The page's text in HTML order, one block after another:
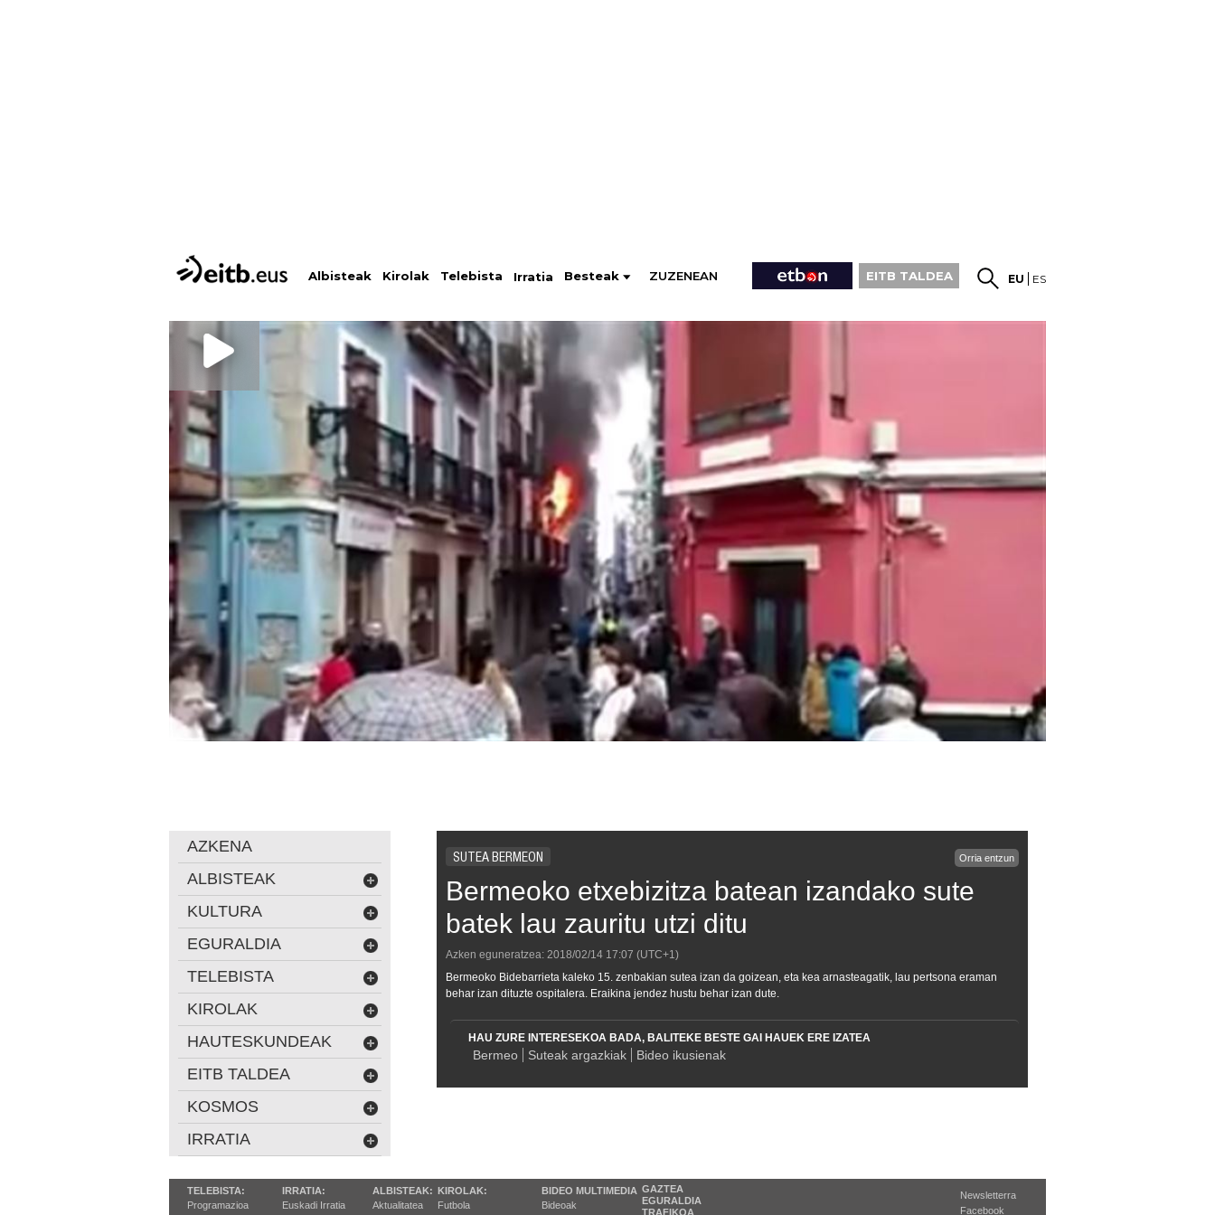
Albisteak Kirolak Telebista Irratia Besteak ZUZENEAN EITB TALDEA EU ES
SUTEA BERMEON Orria entzun
Bermeoko etxebizitza batean izandako sute
batek lau zauritu utzi ditu
Azken eguneratzea: 2018/02/14 17:07 (UTC+1)
Bermeoko Bidebarrieta kaleko 15. zenbakian sutea izan da goizean, eta kea arnasteagatik, lau pertsona eraman
behar izan dituzte ospitalera. Eraikina jendez hustu behar izan dute.
HAU ZURE INTERESEKOA BADA, BALITEKE BESTE GAI HAUEK ERE IZATEA
Bermeo Suteak argazkiak Bideo ikusienak
AZKENA
ALBISTEAK
KULTURA
EGURALDIA
TELEBISTA
KIROLAK
HAUTESKUNDEAK
EITB TALDEA
KOSMOS
IRRATIA
TELEBISTA:
Programazioa
IRRATIA:
Euskadi Irratia
ALBISTEAK:
Aktualitatea
KIROLAK:
Futbola
BIDEO MULTIMEDIA
Bideoak
GAZTEA
EGURALDIA
TRAFIKOA
Newsletterra
Facebook